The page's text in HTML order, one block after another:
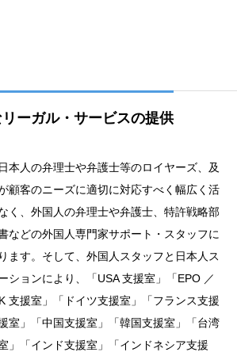
リーガル・サービスの提供
本人の弁理士や弁護士等のロイヤーズ、及
顧客のニーズに適切に対応すべく幅広く活
く、外国人の弁理士や弁護士、特許戦略部
などの外国人専門家サポート・スタッフに
ます。そして、外国人スタッフと日本人ス
ションにより、「USA 支援室」「EPO ／
支援室」「ドイツ支援室」「フランス支援
室」「中国支援室」「韓国支援室」「台湾
」「インド支援室」「インドネシア支援